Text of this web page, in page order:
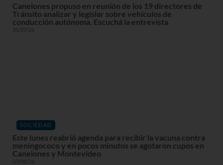
Canelones propuso en reunión de los 19 directores de
Tránsito analizar y legislar sobre vehículos de
conducción autónoma. Escuchá la entrevista
31/07/26
SOCIEDAD
Este lunes reabrió agenda para recibir la vacuna contra
meningococo y en pocos minutos se agotaron cupos en
Canelones y Montevideo
03/08/26